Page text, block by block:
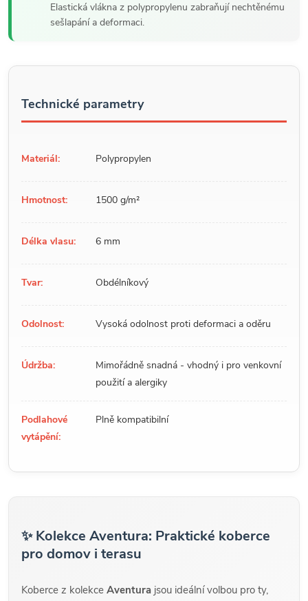
Elastická vlákna z polypropylenu zabraňují nechtěnému
sešlapání a deformaci.
Technické parametry
Materiál: Polypropylen
Hmotnost: 1500 g/m²
Délka vlasu: 6 mm
Tvar: Obdélníkový
Odolnost: Vysoká odolnost proti deformaci a oděru
Údržba:
Mimořádně snadná - vhodný i pro venkovní
použití a alergiky
Podlahové
vytápění:
Plně kompatibilní
✨ Kolekce Aventura: Praktické koberce
pro domov i terasu
Koberce z kolekce Aventura jsou ideální volbou pro ty,